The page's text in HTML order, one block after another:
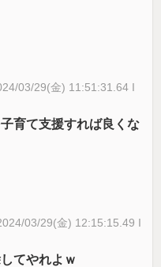
03/29(金) 11:51:31.64 I
育て支援すれば良くな
03/29(金) 12:15:15.49 I
てやれよｗ